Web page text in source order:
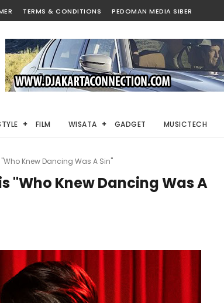
TERMS & CONDITIONS PEDOMAN MEDIA SIBER
FILM WISATA GADGET MUSICTECH
Knew Dancing Was A Sin"
"Who Knew Dancing Was A